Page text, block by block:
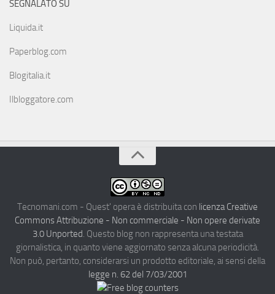
SEGNALATO SU
Liquida.it
Paperblog.com
Blogitalia.it
Ilbloggatore.com
Tecnomani.com - Quest' opera è distribuita con licenza Creative
Commons Attribuzione - Non commerciale - Non opere derivate
3.0 Unported. Questo blog non rappresenta una testata
giornalistica, in quanto viene aggiornato senza alcuna periodicità.
Non può, pertanto, considerarsi un prodotto editoriale, ai sensi della
legge n. 62 del 7/03/2001